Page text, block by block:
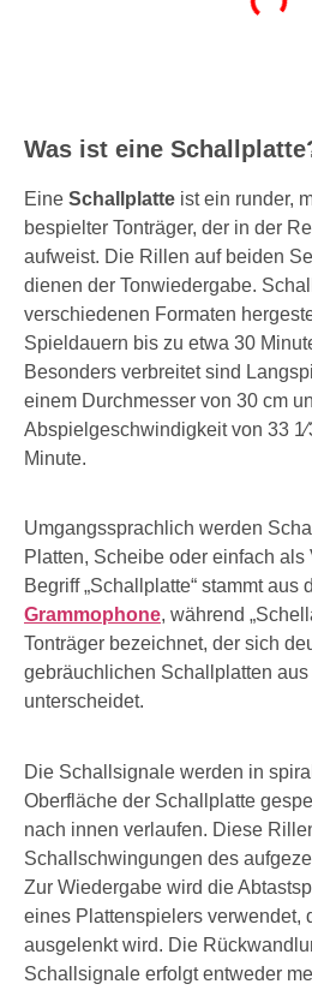
Was ist eine
Eine Schallplatte ist ein runder,
bespielter Tonträger, der in der
aufweist. Die Rillen auf beiden
dienen der Tonwiedergabe.
verschiedenen Formaten
Spieldauern bis zu etwa 30
Besonders verbreitet sind
einem Durchmesser von 30 cm
Abspielgeschwindigkeit von 33
Minute.
Umgangssprachlich werden
Platten, Scheibe oder einfach
Begriff „Schallplatte“ stammt aus
Grammophone, während
Tonträger bezeichnet, der sich
gebräuchlichen Schallplatten
unterscheidet.
Die Schallsignale werden in
Oberfläche der Schallplatte
nach innen verlaufen. Diese
Schallschwingungen des
Zur Wiedergabe wird die
eines Plattenspielers verwendet,
ausgelenkt wird. Die
Schallsignale erfolgt entweder